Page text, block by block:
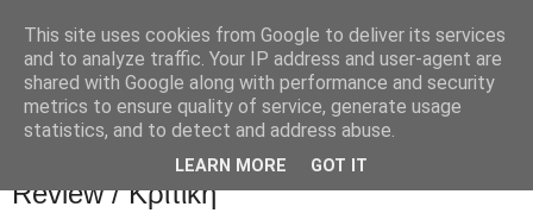
Movies Ltd
6/10/16
Μην Ανασαίνεις (Don't Breathe) -
Review / Κριτική
This site uses cookies from Google to deliver its services
and to analyze traffic. Your IP address and user-agent are
shared with Google along with performance and security
metrics to ensure quality of service, generate usage
statistics, and to detect and address abuse.
LEARN MORE GOT IT